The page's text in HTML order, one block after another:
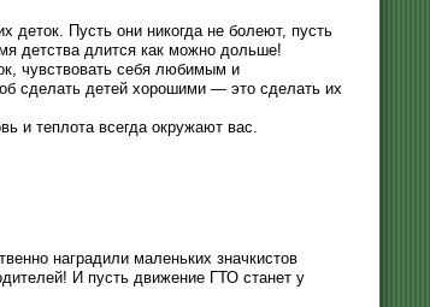
Пусть они никогда не болеют, пусть
детства длится как можно дольше!
чувствовать себя любимым и
сделать детей хорошими — это сделать их
и теплота всегда окружают вас.
наградили маленьких значкистов
И пусть движение ГТО станет у